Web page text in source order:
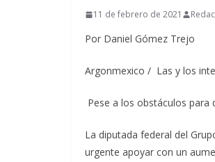
11 de febrero de 2021
Por Daniel Gómez Trejo
Argonmexico / Las y los
Pese a los obstáculos para
La diputada federal del
urgente apoyar con un